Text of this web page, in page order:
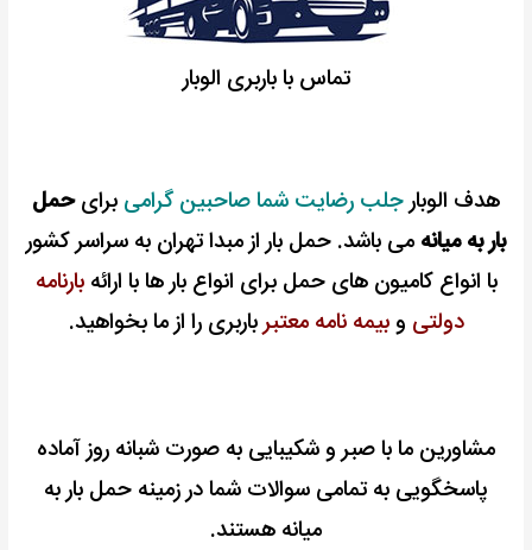
تماس با باربری الوبار
هدف الوبارجلب رضایت شما صاحبین گرامی برایحمل
بار به میانه می باشد. حمل بار از مبدا تهران به سراسر کشور
با انواع کامیون های حمل برای انواع بار ها با ارائهبارنامه
دولتی وبیمه نامه معتبرباربری را از ما بخواهید.
مشاورین ما با صبر و شکیبایی به صورت شبانه روز آماده
پاسخگویی به تمامی سوالات شما در زمینه حمل بار به
میانه هستند.